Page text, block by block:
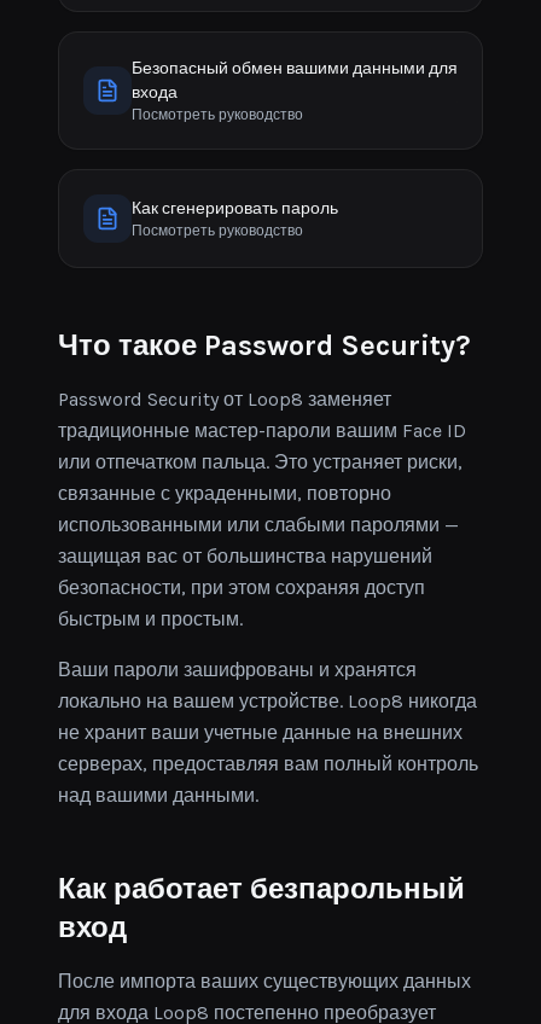
Безопасный обмен вашими данными для
входа
Посмотреть руководство
Как сгенерировать пароль
Посмотреть руководство
Что такое Password Security?
Password Security от Loop8 заменяет
традиционные мастер-пароли вашим Face ID
или отпечатком пальца. Это устраняет риски,
связанные с украденными, повторно
использованными или слабыми паролями —
защищая вас от большинства нарушений
безопасности, при этом сохраняя доступ
быстрым и простым.
Ваши пароли зашифрованы и хранятся
локально на вашем устройстве. Loop8 никогда
не хранит ваши учетные данные на внешних
серверах, предоставляя вам полный контроль
над вашими данными.
Как работает безпарольный
вход
После импорта ваших существующих данных
для входа Loop8 постепенно преобразует